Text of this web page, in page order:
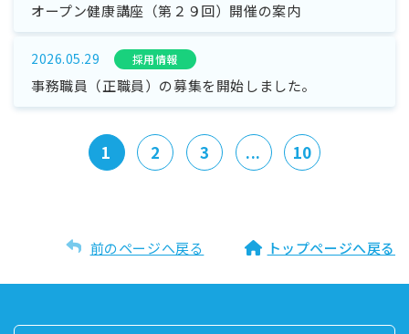
オープン健康講座（第２９回）開催の案内
2026.05.29 採⽤情報
事務職員（正職員）の募集を開始しました。
1 2 3 ... 10
前のページへ戻る トップページへ戻る